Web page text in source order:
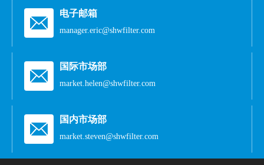
电子邮箱
manager.eric@shwfilter.com
国际市场部
market.helen@shwfilter.com
国内市场部
market.steven@shwfilter.com